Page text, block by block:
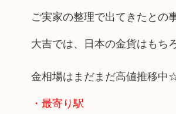
ご実家の整理で出てきたとの
大吉では、日本の金貨はもち
金相場はまだまだ高値推移中
・最寄り駅